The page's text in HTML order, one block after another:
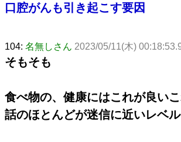
口腔がんも引き起こす要因
104: 名無しさん 2023/05/11(木)
そもそも
食べ物の、健康にはこれが良い
話のほとんどが迷信に近いレベル